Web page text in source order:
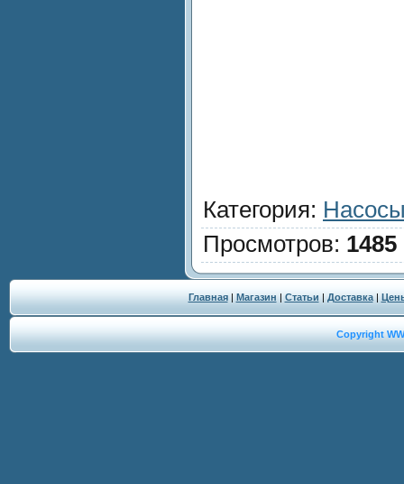
Категория:
Просмотров: 1485
Главная| Магазин | Статьи | Доставка|
Copyright